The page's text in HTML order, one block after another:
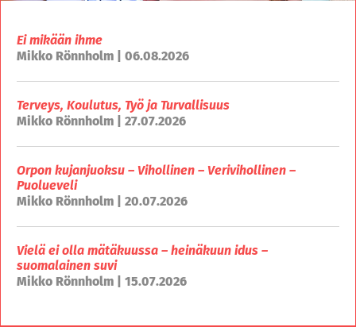
Ei mikään ihme
Mikko Rönnholm | 06.08.2026
Terveys, Koulutus, Työ ja Turvallisuus
Mikko Rönnholm | 27.07.2026
Orpon kujanjuoksu – Vihollinen – Verivihollinen –
Puolueveli
Mikko Rönnholm | 20.07.2026
Vielä ei olla mätäkuussa – heinäkuun idus –
suomalainen suvi
Mikko Rönnholm | 15.07.2026